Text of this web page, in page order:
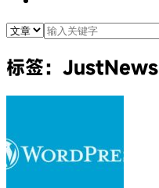
标签：JustNews